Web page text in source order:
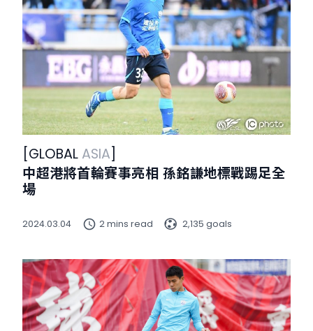
[GLOBAL ASIA]
中超港將首輪賽事亮相 孫銘謙地標戰踢足全
場
2024.03.04 2 mins read 2,135 goals